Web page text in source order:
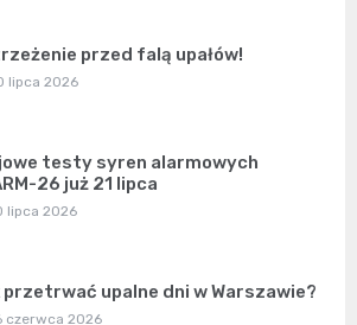
przed falą upałów!
lipca 2026
testy syren alarmowych
26 już 21 lipca
lipca 2026
przetrwać upalne dni w Warszawie?
czerwca 2026